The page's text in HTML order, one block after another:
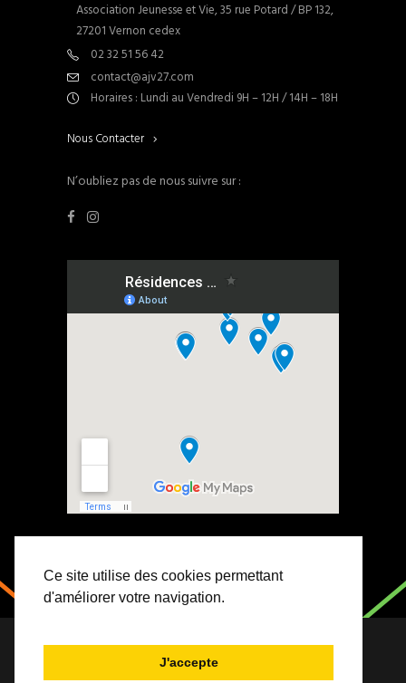
Ce site utilise des cookies permettant
d'améliorer votre navigation.
J'accepte
Association Jeunesse et Vie, 35 rue Potard / BP 132,
27201 Vernon cedex
02 32 51 56 42
contact@ajv27.com
Horaires : Lundi au Vendredi 9H – 12H / 14H – 18H
Nous Contacter
N’oubliez pas de nous suivre sur :
Copyright 2023 Association Jeunesse et Vie. Tous
droits réservés.Mentions légales